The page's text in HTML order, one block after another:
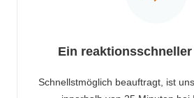
Ein
Schnellstmöglich beauftragt, ist